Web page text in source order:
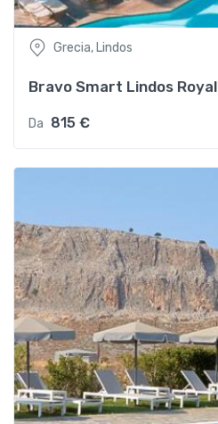
Grecia, Lindos
Bravo Smart Lindos Royal
Da 815 €